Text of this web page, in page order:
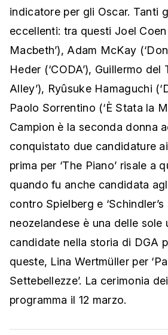
indicatore per gli Oscar. Tanti
eccellenti: tra questi Joel
Macbeth’), Adam McKay
Heder (‘CODA’), Guillermo del
Alley’), Ryûsuke Hamaguchi
Paolo Sorrentino (‘È Stata la
Campion è la seconda donna
conquistato due candidature
prima per ‘The Piano’ risale a
quando fu anche candidata
contro Spielberg e ‘Schindler’s
neozelandese è una delle sole
candidate nella storia di DGA
queste, Lina Wertmüller per
Settebellezze’. La cerimonia
programma il 12 marzo.